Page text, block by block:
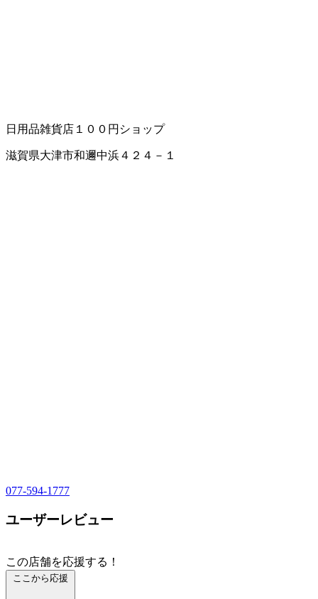
日用品雑貨店 １００円ショップ
滋賀県大津市和邇中浜４２４－１
077-594-1777
ユーザーレビュー
この店舗を応援する！
ここから応援